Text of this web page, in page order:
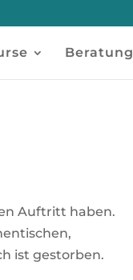
Beratung
Auftritt haben.
ist gestorben.